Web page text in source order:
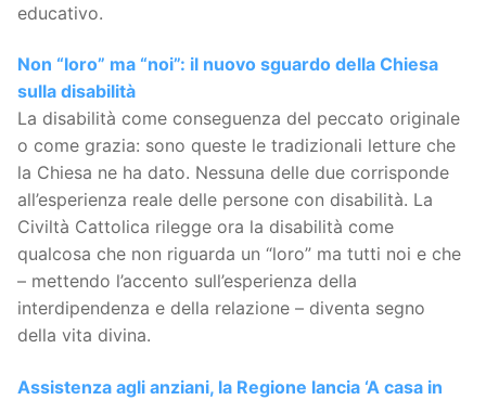
educativo.
Non “loro” ma “noi”: il nuovo sguardo della Chiesa
sulla disabilità
La disabilità come conseguenza del peccato originale
o come grazia: sono queste le tradizionali letture che
la Chiesa ne ha dato. Nessuna delle due corrisponde
all’esperienza reale delle persone con disabilità. La
Civiltà Cattolica rilegge ora la disabilità come
qualcosa che non riguarda un “loro” ma tutti noi e che
– mettendo l’accento sull’esperienza della
interdipendenza e della relazione – diventa segno
della vita divina.
Assistenza agli anziani, la Regione lancia ‘A casa in